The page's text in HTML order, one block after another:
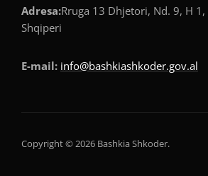
Adresa:Rruga 13 Dhjetori, Nd. 9, H
Shqiperi
E-mail: info@bashkiashkoder.gov.al
Copyright © 2026 Bashkia Shkoder.